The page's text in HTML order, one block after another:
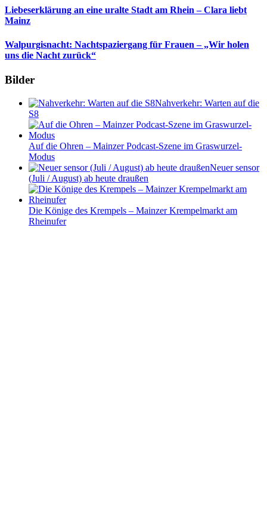
Liebeserklärung an eine uralte Stadt am Rhein – Clara liebt
Mainz
Walpurgisnacht: Nachtspaziergang für Frauen – „Wir holen
uns die Nacht zurück“
Bilder
Nahverkehr: Warten auf die
S8
Auf die Ohren – Mainzer Podcast-Szene im Graswurzel-
Modus
Neuer sensor
(Juli / August) ab heute draußen
Die Könige des Krempels – Mainzer Krempelmarkt am
Rheinufer